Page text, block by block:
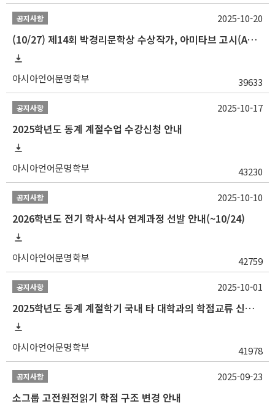
공지사항
(10/27) 제14회 박경리문학상 수상작가, 아미타브 고시(Amitav Ghosh) 강연 안내
아시아언어문명학부 39633
2025-10-20
공지사항
2025학년도 동계 계절수업 수강신청 안내
아시아언어문명학부 43230
2025-10-17
공지사항
2026학년도 전기 학사·석사 연계과정 선발 안내(~10/24)
아시아언어문명학부 42759
2025-10-10
공지사항
2025학년도 동계 계절학기 국내 타 대학과의 학점교류 신청 안내
아시아언어문명학부 41978
2025-10-01
공지사항
소그룹 고전원전읽기 학점 구조 변경 안내
2025-09-23